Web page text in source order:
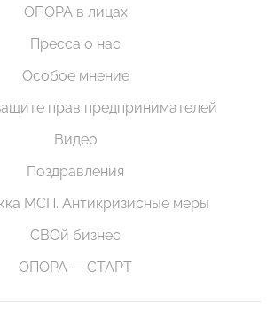
ОПОРА в лицах
Пресса о нас
Особое мнение
прав предпринимателей
Видео
Поздравления
МСП. Антикризисные меры
СВОй бизнес
ОПОРА — СТАРТ